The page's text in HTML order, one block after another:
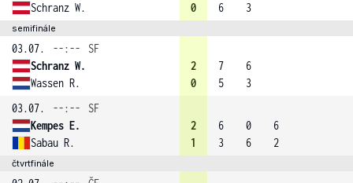
Schranz W.
0
6
3
semifinále
03.07. --:--
SF
Schranz W.
Wassen R.
2
0
7
5
6
3
03.07.
--:--
SF
Kempes E.
Sabau R.
2
1
6
3
0
6
6
2
čtvrtfinále